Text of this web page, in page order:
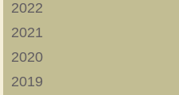
2022
2021
2020
2019